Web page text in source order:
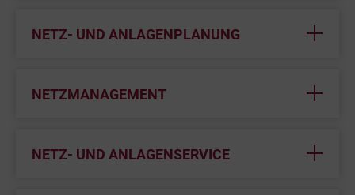
NETZ- UND ANLAGENPLANUNG
NETZMANAGEMENT
NETZ- UND ANLAGENSERVICE